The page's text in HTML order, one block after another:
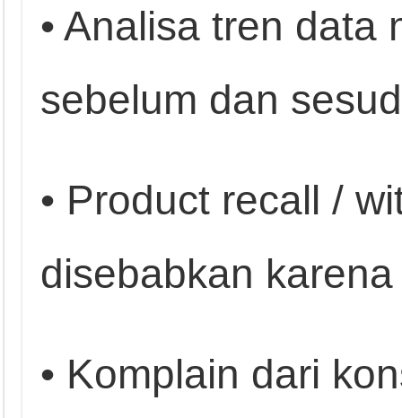
• Analisa tren data
sebelum dan
• Product recall /
disebabkan
• Komplain dari